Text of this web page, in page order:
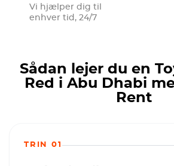
Vi hjælper dig til
enhver tid, 24/7
Sådan lejer du en
Red i Abu Dhabi
Rent
TRIN 01